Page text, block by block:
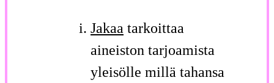
Jakaa tarkoittaa
aineiston tarjoamista
yleisölle millä tahansa